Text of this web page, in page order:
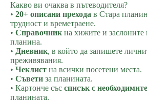
Какво ви очаква в пътеводителя?
• 20+ описани преходa в Стара
трудност и времетраене.
• Справочник на хижите и заслоните
планина.
• Дневник, в който да запишете
преживявания.
• Чеклист на всички посетени места.
• Съвети за планината.
• Картонче със списък с
планината.